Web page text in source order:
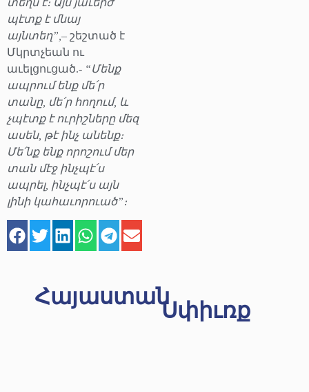
պէտք է մնայ
այնտեղ”, – շեշտած է
Մկրտչեան ու
աւելցուցած.- “Մենք
ապրում ենք մե՛ր
տանը, մե՛ր հողում, և
չպէտք է ուրիշները մեզ
ասեն, թէ ինչ անենք։
Մե՛նք ենք որոշում մեր
տան մէջ ինչպէ՛ս
ապրել, ինչպէ՛ս այն
լինի կահաւորուած”։
Հայաստան
Սփիւռք